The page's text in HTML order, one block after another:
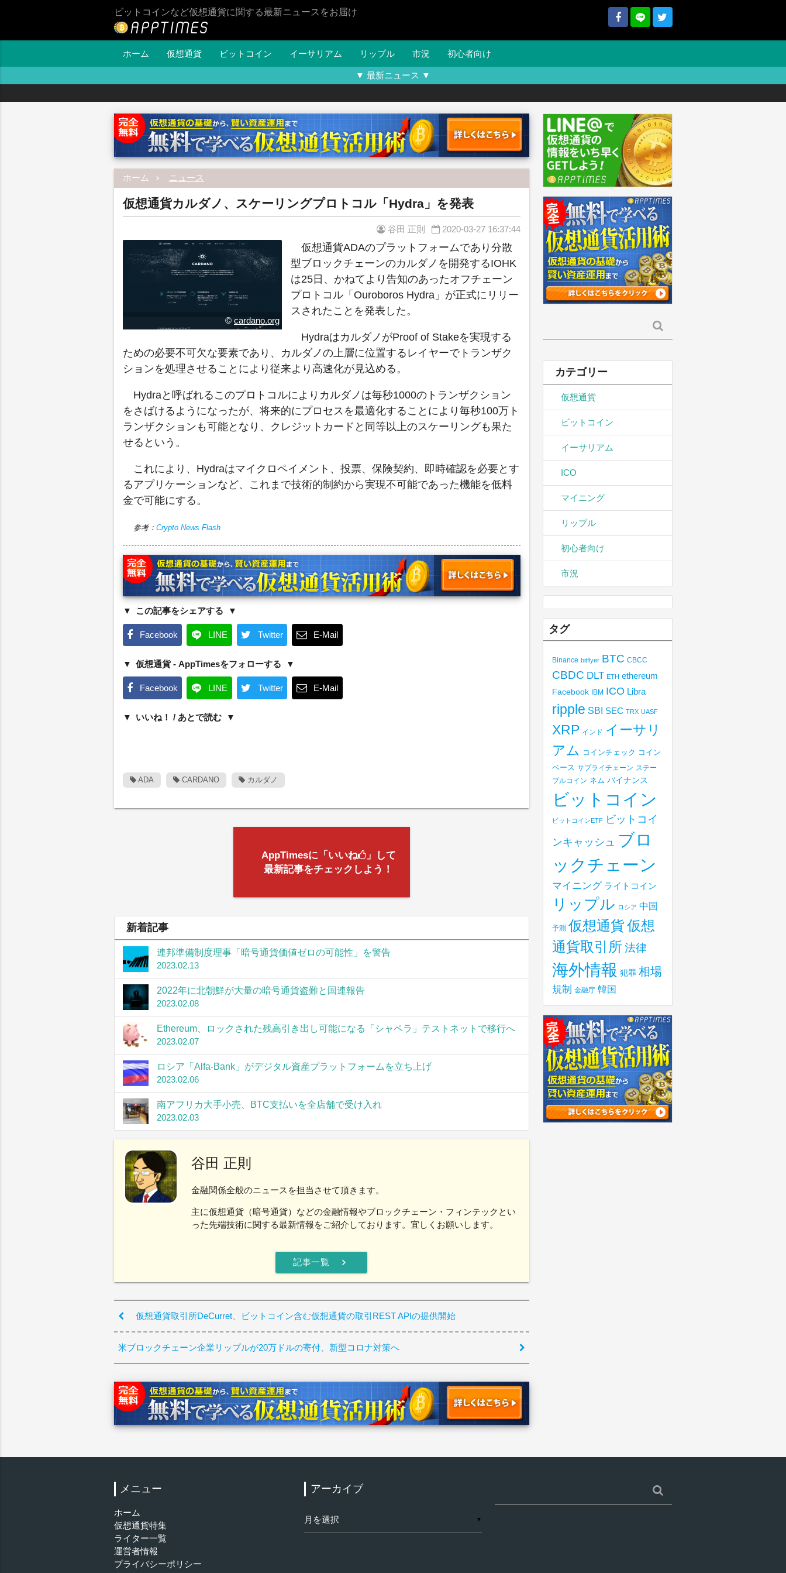
ビットコインなど仮想通貨に関する最新ニュースをお届け
ホーム 仮想通貨 ビットコイン イーサリアム リップル 市況 初心者向け
▼ 最新ニュース ▼
ホーム ニュース
仮想通貨カルダノ、スケーリングプロトコル「Hydra」を発表
谷田 正則 2020-03-27 16:37:44
© cardano.org
仮想通貨ADAのプラットフォームであり分散
型ブロックチェーンのカルダノを開発するIOHK
は25日、かねてより告知のあったオフチェーン
プロトコル「Ouroboros Hydra」が正式にリリー
スされたことを発表した。
HydraはカルダノがProof of Stakeを実現する
ための必要不可欠な要素であり、カルダノの上層に位置するレイヤーでトランザク
ションを処理させることにより従来より高速化が見込める。
Hydraと呼ばれるこのプロトコルによりカルダノは毎秒1000のトランザクション
をさばけるようになったが、将来的にプロセスを最適化することにより毎秒100万ト
ランザクションも可能となり、クレジットカードと同等以上のスケーリングも果た
せるという。
これにより、Hydraはマイクロペイメント、投票、保険契約、即時確認を必要とす
るアプリケーションなど、これまで技術的制約から実現不可能であった機能を低料
金で可能にする。
参考： Crypto News Flash
この記事をシェアする
Facebook LINE Twitter E-Mail
仮想通貨 - AppTimesをフォローする
Facebook LINE Twitter E-Mail
いいね！ / あとで読む
ADA CARDANO カルダノ
AppTimesに「いいね
」して
最新記事をチェックしよう！
新着記事
連邦準備制度理事「暗号通貨価値ゼロの可能性」を警告
2023.02.13
2022年に北朝鮮が大量の暗号通貨盗難と国連報告
2023.02.08
Ethereum、ロックされた残高引き出し可能になる「シャペラ」テストネットで移行へ
2023.02.07
ロシア「Alfa-Bank」がデジタル資産プラットフォームを立ち上げ
2023.02.06
南アフリカ大手小売、BTC支払いを全店舗で受け入れ
2023.02.03
谷田 正則
金融関係全般のニュースを担当させて頂きます。
主に仮想通貨（暗号通貨）などの金融情報やブロックチェーン・フィンテックとい
った先端技術に関する最新情報をご紹介しております。宜しくお願いします。
記事一覧 chevron_right
仮想通貨取引所DeCurret、ビットコイン含む仮想通貨の取引REST APIの提供開始
米ブロックチェーン企業リップルが20万ドルの寄付、新型コロナ対策へ
索:
カテゴリー
仮想通貨
ビットコイン
イーサリアム
ICO
マイニング
リップル
初心者向け
市況
タグ
Binance bitflyer BTC CBCC
CBDC DLT ETH ethereum
Facebook IBM ICO Libra
ripple SBI SEC TRX UASF
XRP インド イーサリ
アム コインチェック コイン
ベース サプライチェーン ステー
ブルコイン ネム バイナンス
ビットコイン
ビットコインETF
ビットコイ
ンキャッシュ ブロ
ックチェーン
マイニング ライトコイン
リップル ロシア 中国
予測 仮想通貨仮想
通貨取引所 法律
海外情報 犯罪 相場
規制 金融庁 韓国
メニュー
ホーム
仮想通貨特集
ライター一覧
運営者情報
プライバシーポリシー
アーカイブ
ー
カ
▼
索: